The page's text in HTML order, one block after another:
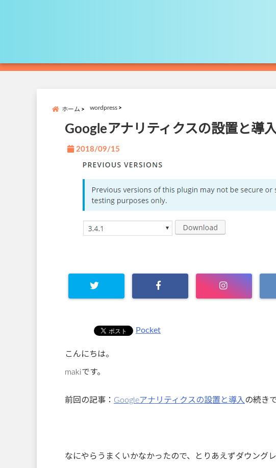
ホーム wordpress
Googleアナリティクスの設置と導
2018/09/15
Pocket
こんにちは。
makiです。
前回の記事： Googleアナリティクスの設置と導入 の続きで
なにやらうまくいかなかったので、とりあえずダウング